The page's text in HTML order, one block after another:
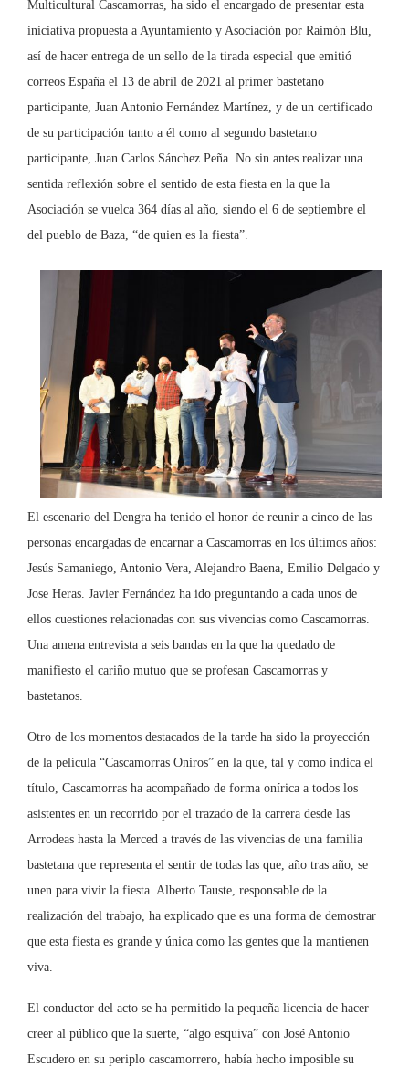
Multicultural Cascamorras, ha sido el encargado de presentar esta
iniciativa propuesta a Ayuntamiento y Asociación por Raimón Blu,
así de hacer entrega de un sello de la tirada especial que emitió
correos España el 13 de abril de 2021 al primer bastetano
participante, Juan Antonio Fernández Martínez, y de un certificado
de su participación tanto a él como al segundo bastetano
participante, Juan Carlos Sánchez Peña. No sin antes realizar una
sentida reflexión sobre el sentido de esta fiesta en la que la
Asociación se vuelca 364 días al año, siendo el 6 de septiembre el
del pueblo de Baza, “de quien es la fiesta”.
El escenario del Dengra ha tenido el honor de reunir a cinco de las
personas encargadas de encarnar a Cascamorras en los últimos años:
Jesús Samaniego, Antonio Vera, Alejandro Baena, Emilio Delgado y
Jose Heras. Javier Fernández ha ido preguntando a cada unos de
ellos cuestiones relacionadas con sus vivencias como Cascamorras.
Una amena entrevista a seis bandas en la que ha quedado de
manifiesto el cariño mutuo que se profesan Cascamorras y
bastetanos.
Otro de los momentos destacados de la tarde ha sido la proyección
de la película “Cascamorras Oniros” en la que, tal y como indica el
título, Cascamorras ha acompañado de forma onírica a todos los
asistentes en un recorrido por el trazado de la carrera desde las
Arrodeas hasta la Merced a través de las vivencias de una familia
bastetana que representa el sentir de todas las que, año tras año, se
unen para vivir la fiesta. Alberto Tauste, responsable de la
realización del trabajo, ha explicado que es una forma de demostrar
que esta fiesta es grande y única como las gentes que la mantienen
viva.
El conductor del acto se ha permitido la pequeña licencia de hacer
creer al público que la suerte, “algo esquiva” con José Antonio
Escudero en su periplo cascamorrero, había hecho imposible su